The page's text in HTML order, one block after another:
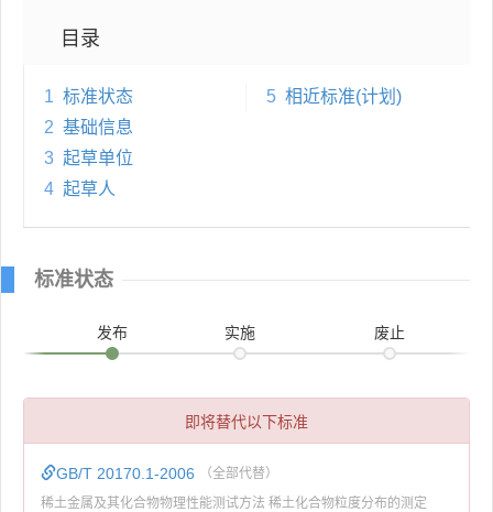
目录
1 标准状态
2 基础信息
3 起草单位
4 起草人
5 相近标准(计划)
标准状态
发布 实施 废止
即将替代以下标准
GB/T 20170.1-2006 （全部代替）
稀土金属及其化合物物理性能测试方法 稀土化合物粒度分布的测定